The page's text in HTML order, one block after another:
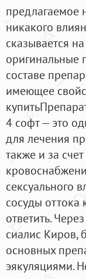
предлагаемое
никакого
сказывается
оригинальные
составе
имеющее
4 софт — это
для лечения
также и за
сексуального
сосуды оттока
ответить.
сиалис Киров,
основных
эякуляциями.